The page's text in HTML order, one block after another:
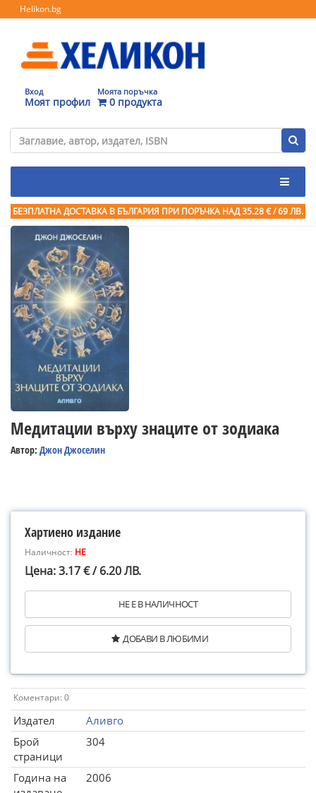
Helikon.bg
Вход
Моят профил
Моята поръчка
0 продукта
БЕЗПЛАТНА ДОСТАВКА В БЪЛГАРИЯ ПРИ ПОРЪЧКА НАД 35.28 € / 69 ЛВ.
Медитации върху знаците от зодиака
Автор: Джон Джоселин
Хартиено издание
Наличност: НЕ
Цена: 3.17 € / 6.20 ЛВ.
НЕ Е В НАЛИЧНОСТ
ДОБАВИ В ЛЮБИМИ
Коментари: 0
Издател
Аливго
Брой
страници
304
Година на
2006